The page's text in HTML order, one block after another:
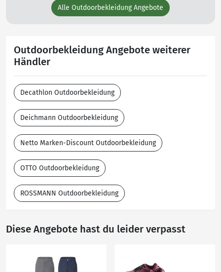
Alle Outdoorbekleidung Angebote
Outdoorbekleidung Angebote weiterer
Händler
Decathlon Outdoorbekleidung
Deichmann Outdoorbekleidung
Netto Marken-Discount Outdoorbekleidung
OTTO Outdoorbekleidung
ROSSMANN Outdoorbekleidung
Diese Angebote hast du leider verpasst